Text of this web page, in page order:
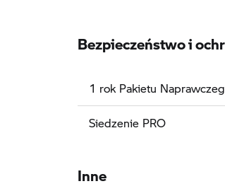
Bezpieczeństwo i
1 rok Pakietu
Siedzenie PRO
Inne